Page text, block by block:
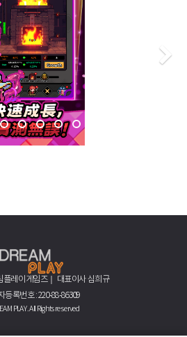
플레이게임즈｜ 대표이사 심희규
등록번호 : 220-88-86309
PLAY. All Rights reserved